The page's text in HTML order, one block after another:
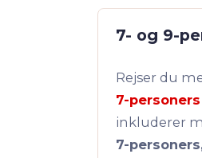
7- og 9-
Rejser du
7-
inkluderer
7-